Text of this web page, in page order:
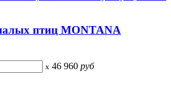
птиц MONTANA
x 46 960 руб